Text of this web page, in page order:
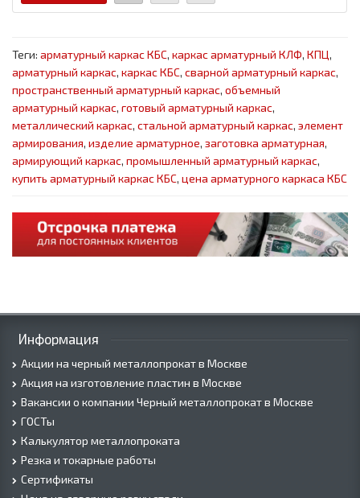
Теги: арматурный каркас КБС, каркас арматурный КЛФ, КПЦ,
арматурный каркас, каркас КБС, сварной арматурный каркас,
пространственный арматурный каркас, объемный
арматурный каркас, готовый арматурный каркас,
металлический каркас, стальной арматурный каркас, элемент
армирования, изделие арматурное, заготовка арматурная,
армирующий каркас, промышленный арматурный каркас,
купить арматурный каркас КБС, цена арматурного каркаса КБС
Информация
Акции на черный металлопрокат в Москве
Акция на изготовление пластин в Москве
Вакансии о компании Черный металлопрокат в Москве
ГОСТы
Калькулятор металлопроката
Резка и токарные работы
Сертификаты